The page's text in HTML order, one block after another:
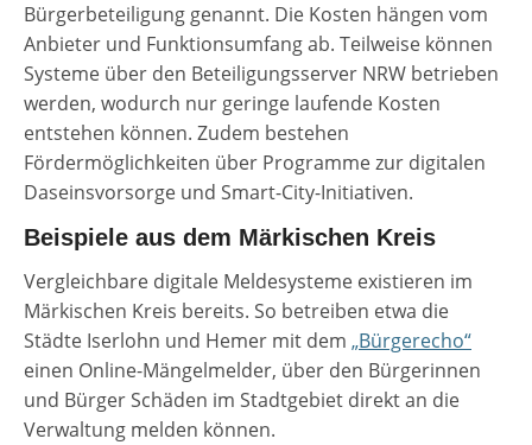
Bürgerbeteiligung genannt. Die Kosten hängen vom
Anbieter und Funktionsumfang ab. Teilweise können
Systeme über den Beteiligungsserver NRW betrieben
werden, wodurch nur geringe laufende Kosten
entstehen können. Zudem bestehen
Fördermöglichkeiten über Programme zur digitalen
Daseinsvorsorge und Smart-City-Initiativen.
Beispiele aus dem Märkischen Kreis
Vergleichbare digitale Meldesysteme existieren im
Märkischen Kreis bereits. So betreiben etwa die
Städte Iserlohn und Hemer mit dem „Bürgerecho“
einen Online-Mängelmelder, über den Bürgerinnen
und Bürger Schäden im Stadtgebiet direkt an die
Verwaltung melden können.